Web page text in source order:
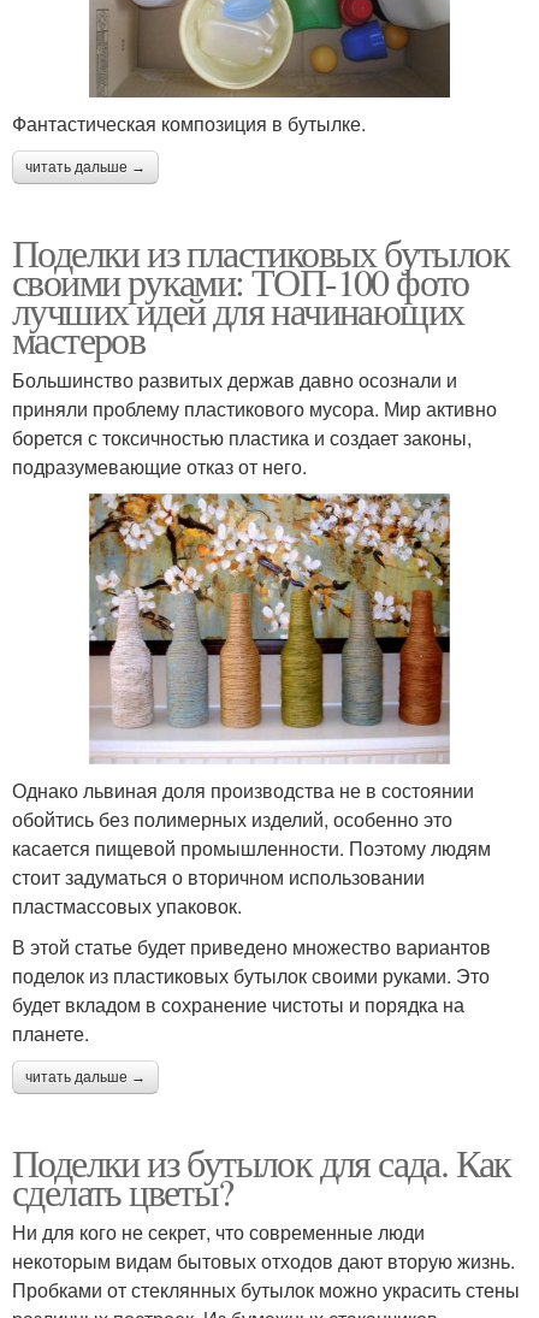
Фантастическая композиция в бутылке.
читать дальше →
Поделки из пластиковых бутылок
своими руками: ТОП-100 фото
лучших идей для начинающих
мастеров
Большинство развитых держав давно осознали и
приняли проблему пластикового мусора. Мир активно
борется с токсичностью пластика и создает законы,
подразумевающие отказ от него.
Однако львиная доля производства не в состоянии
обойтись без полимерных изделий, особенно это
касается пищевой промышленности. Поэтому людям
стоит задуматься о вторичном использовании
пластмассовых упаковок.
В этой статье будет приведено множество вариантов
поделок из пластиковых бутылок своими руками. Это
будет вкладом в сохранение чистоты и порядка на
планете.
читать дальше →
Поделки из бутылок для сада. Как
сделать цветы?
Ни для кого не секрет, что современные люди
некоторым видам бытовых отходов дают вторую жизнь.
Пробками от стеклянных бутылок можно украсить стены